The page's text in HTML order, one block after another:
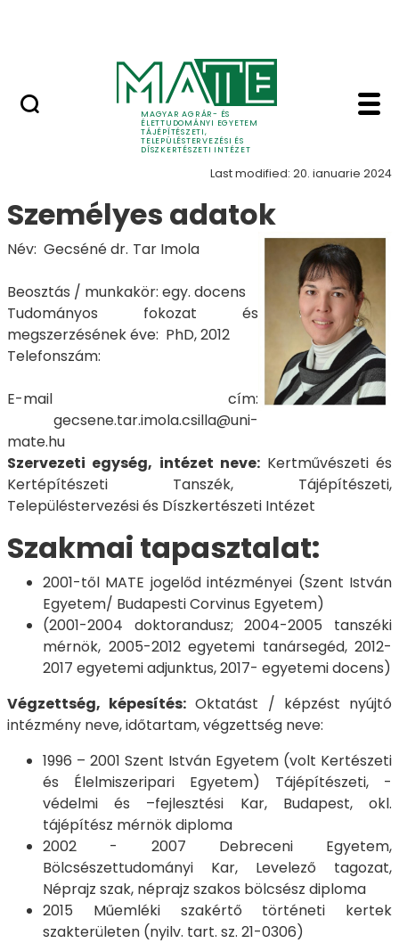
MAGYAR AGRÁR- ÉS
ÉLETTUDOMÁNYI EGYETEM
TÁJÉPÍTÉSZETI,
TELEPÜLÉSTERVEZÉSI ÉS
DÍSZKERTÉSZETI INTÉZET
Gecséné dr. Tar
Főcím
Last modified: 20. ianuarie 2024
Személyes adatok
Név: Gecséné dr. Tar Imola
Beosztás / munkakör: egy. docens
Tudományos fokozat és
megszerzésének éve: PhD, 2012
Telefonszám:
E-mail cím:
gecsene.tar.imola.csilla@uni-
mate.hu
Szervezeti egység, intézet neve: Kertművészeti és
Kertépítészeti Tanszék, Tájépítészeti,
Településtervezési és Díszkertészeti Intézet
Szakmai tapasztalat:
2001-től MATE jogelőd intézményei (Szent István
Egyetem/ Budapesti Corvinus Egyetem)
(2001-2004 doktorandusz; 2004-2005 tanszéki
mérnök, 2005-2012 egyetemi tanársegéd, 2012-
2017 egyetemi adjunktus, 2017- egyetemi docens)
Végzettség, képesítés: Oktatást / képzést nyújtó
intézmény neve, időtartam, végzettség neve:
1996 – 2001 Szent István Egyetem (volt Kertészeti
és Élelmiszeripari Egyetem) Tájépítészeti, -
védelmi és –fejlesztési Kar, Budapest, okl.
tájépítész mérnök diploma
2002 - 2007 Debreceni Egyetem,
Bölcsészettudományi Kar, Levelező tagozat,
Néprajz szak, néprajz szakos bölcsész diploma
2015 Műemléki szakértő történeti kertek
szakterületen (nyilv. tart. sz. 21-0306)